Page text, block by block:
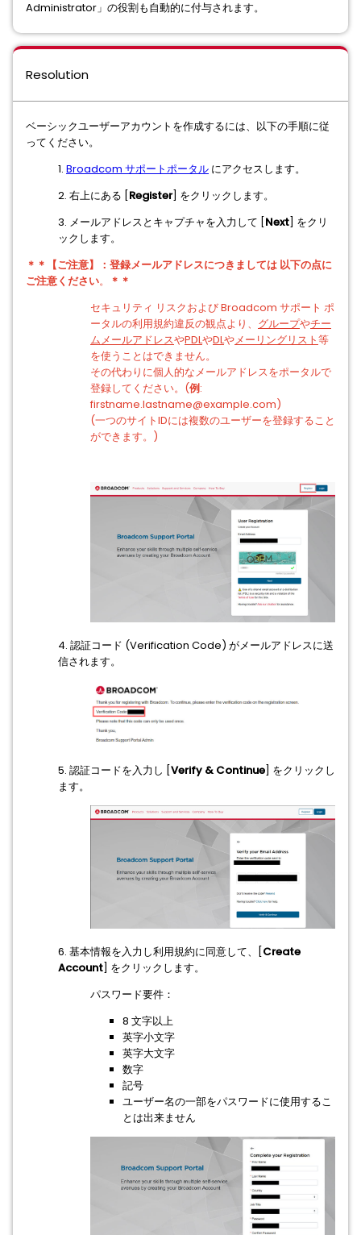
Administrator」の役割も自動的に付与されます。
Resolution
ベーシックユーザーアカウントを作成するには、以下の手順に従
ってください。
1. Broadcom サポートポータル にアクセスします。
2. 右上にある [Register] をクリックします。
3. メールアドレスとキャプチャを入力して [Next] をクリ
ックします。
＊＊【ご注意】： 登録メールアドレスにつきましては 以下の点に
ご注意ください。
＊＊
セキュリティ リスクおよび Broadcom サポート ポ
ータルの利用規約違反の観点より、 グループやチー
ムメールアドレスやPDLやDLやメーリングリスト等
を使うことはできません。
その代わりに個人的なメールアドレスをポータルで
登録してください。(例:
firstname.lastname@example.com)
(一つのサイトIDには複数のユーザーを登録すること
ができます。)
4. 認証コード (Verification Code) がメールアドレスに送
信されます。
5. 認証コードを入力し [ Verify & Continue ] をクリックし
ます。
6. 基本情報を入力し利用規約に同意して、[ Create
Account ] をクリックします。
パスワード要件：
8 文字以上
英字小文字
英字大文字
数字
記号
ユーザー名の一部をパスワードに使用するこ
とは出来ません